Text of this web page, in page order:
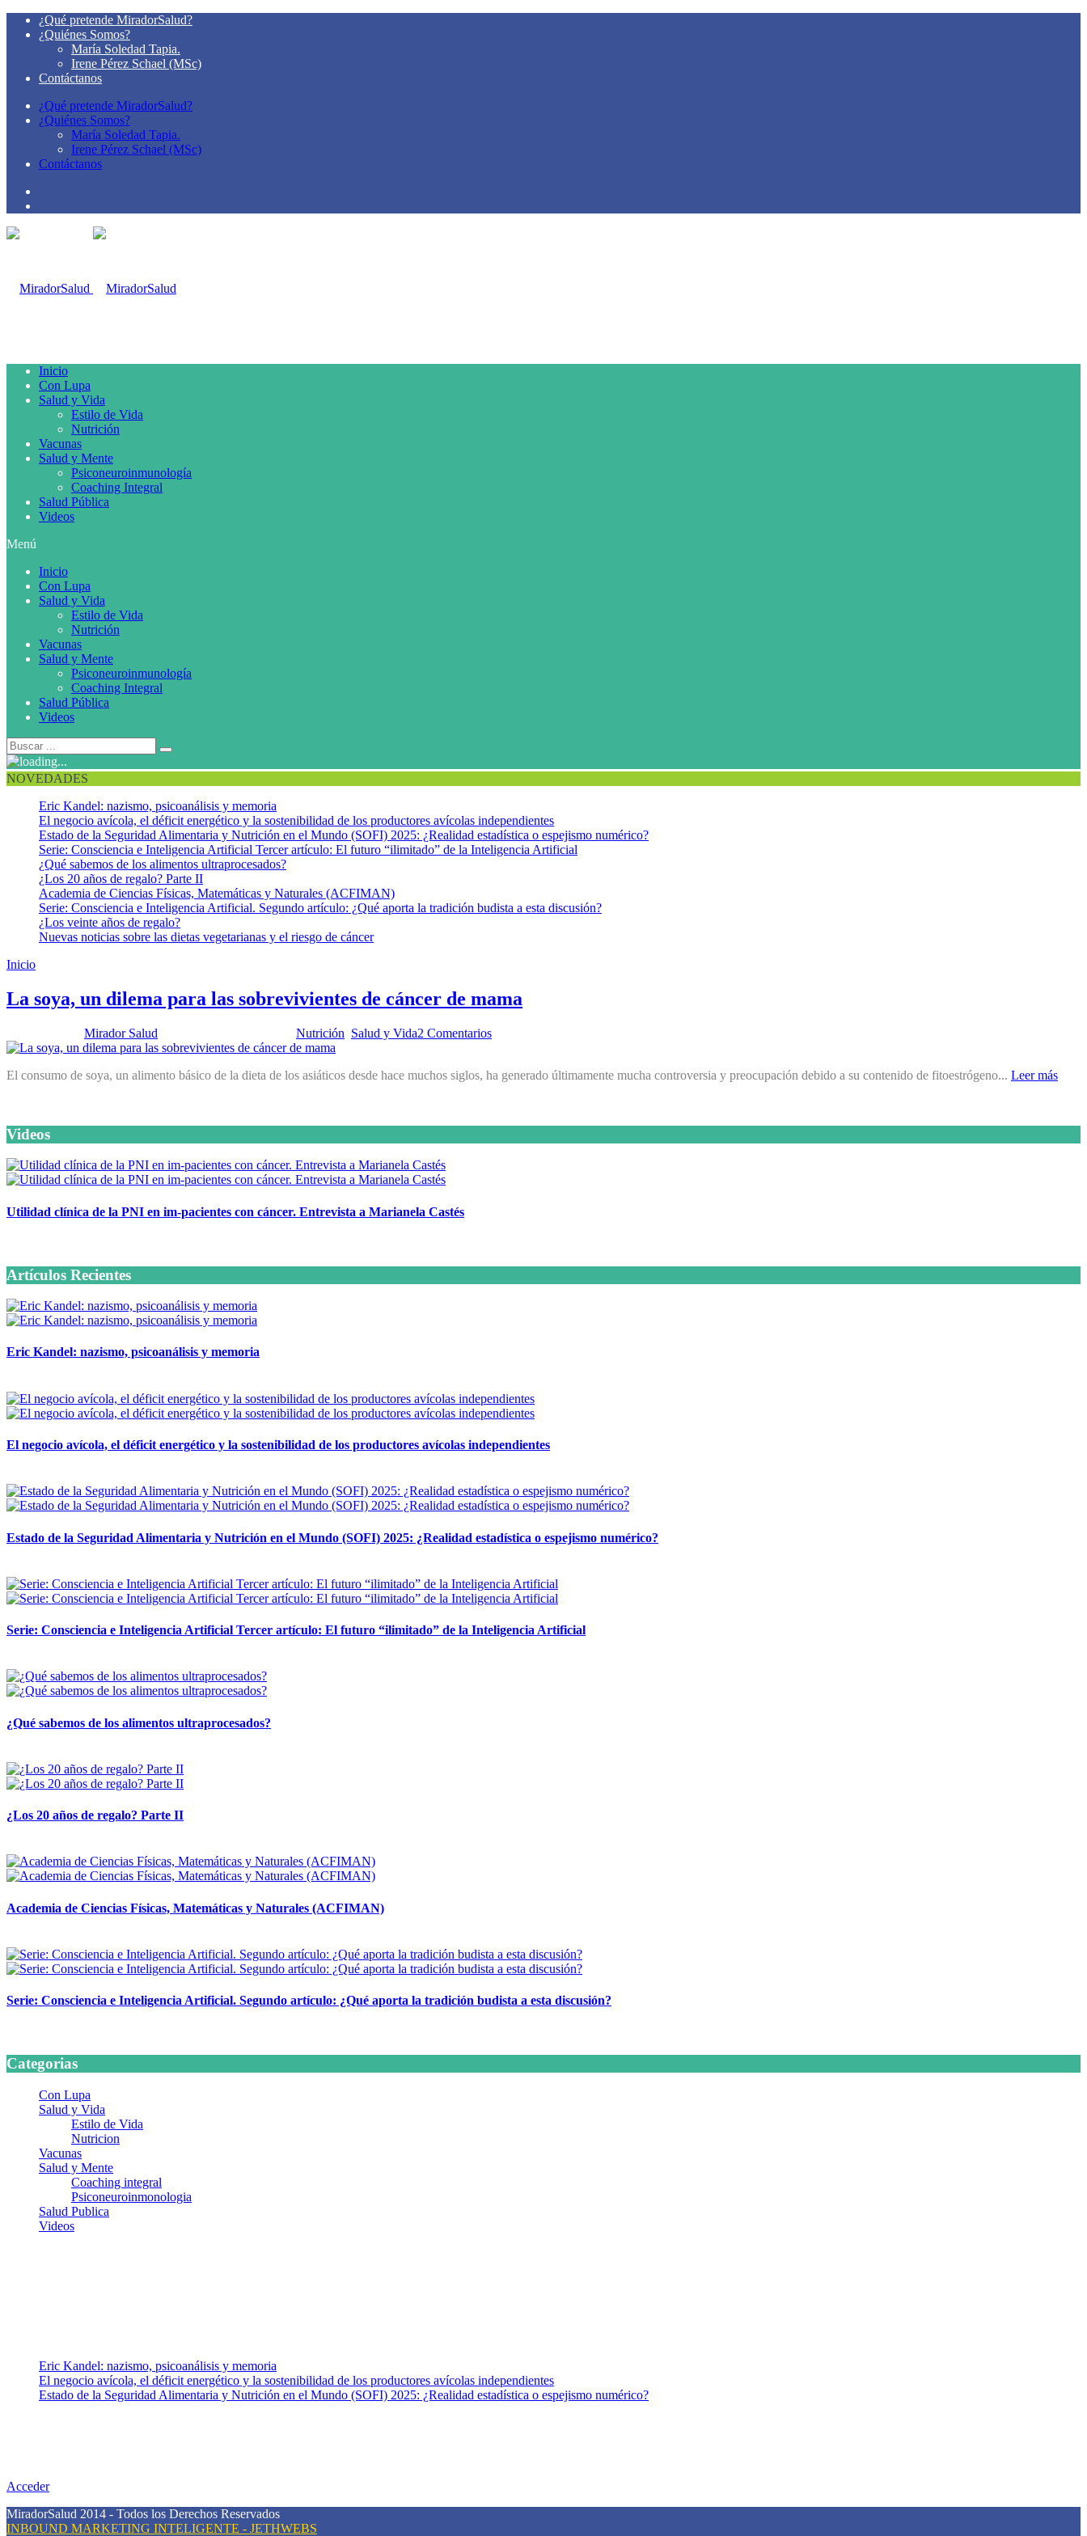
¿Qué pretende MiradorSalud?
¿Quiénes Somos?
María Soledad Tapia.
Irene Pérez Schael (MSc)
Contáctanos
¿Qué pretende MiradorSalud?
¿Quiénes Somos?
María Soledad Tapia.
Irene Pérez Schael (MSc)
Contáctanos
Inicio
Con Lupa
Salud y Vida
Estilo de Vida
Nutrición
Vacunas
Salud y Mente
Psiconeuroinmunología
Coaching Integral
Salud Pública
Videos
Menú
Inicio
Con Lupa
Salud y Vida
Estilo de Vida
Nutrición
Vacunas
Salud y Mente
Psiconeuroinmunología
Coaching Integral
Salud Pública
Videos
NOVEDADES
Eric Kandel: nazismo, psicoanálisis y memoria
El negocio avícola, el déficit energético y la sostenibilidad de los productores avícolas independientes
Estado de la Seguridad Alimentaria y Nutrición en el Mundo (SOFI) 2025: ¿Realidad estadística o espejismo numérico?
Serie: Consciencia e Inteligencia Artificial Tercer artículo: El futuro “ilimitado” de la Inteligencia Artificial
¿Qué sabemos de los alimentos ultraprocesados?
¿Los 20 años de regalo? Parte II
Academia de Ciencias Físicas, Matemáticas y Naturales (ACFIMAN)
Serie: Consciencia e Inteligencia Artificial. Segundo artículo: ¿Qué aporta la tradición budista a esta discusión?
¿Los veinte años de regalo?
Nuevas noticias sobre las dietas vegetarianas y el riesgo de cáncer
Inicio
La soya, un dilema para las sobrevivientes de cáncer de mama
Mirador Salud Nutrición Salud y Vida2 Comentarios
El consumo de soya, un alimento básico de la dieta de los asiáticos desde hace muchos siglos, ha generado últimamente mucha controversia y preocupación debido a su contenido de fitoestrógeno... Leer más
Videos
Utilidad clínica de la PNI en im-pacientes con cáncer. Entrevista a Marianela Castés
Artículos Recientes
Eric Kandel: nazismo, psicoanálisis y memoria
El negocio avícola, el déficit energético y la sostenibilidad de los productores avícolas independientes
Estado de la Seguridad Alimentaria y Nutrición en el Mundo (SOFI) 2025: ¿Realidad estadística o espejismo numérico?
Serie: Consciencia e Inteligencia Artificial Tercer artículo: El futuro “ilimitado” de la Inteligencia Artificial
¿Qué sabemos de los alimentos ultraprocesados?
¿Los 20 años de regalo? Parte II
Academia de Ciencias Físicas, Matemáticas y Naturales (ACFIMAN)
Serie: Consciencia e Inteligencia Artificial. Segundo artículo: ¿Qué aporta la tradición budista a esta discusión?
Categorias
Con Lupa
Salud y Vida
Estilo de Vida
Nutricion
Vacunas
Salud y Mente
Coaching integral
Psiconeuroinmonologia
Salud Publica
Videos
Eric Kandel: nazismo, psicoanálisis y memoria
El negocio avícola, el déficit energético y la sostenibilidad de los productores avícolas independientes
Estado de la Seguridad Alimentaria y Nutrición en el Mundo (SOFI) 2025: ¿Realidad estadística o espejismo numérico?
Acceder
MiradorSalud 2014 - Todos los Derechos Reservados
INBOUND MARKETING INTELIGENTE - JETHWEBS